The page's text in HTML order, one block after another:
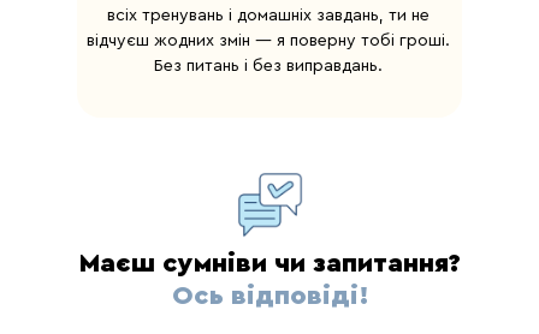
Ранкове
кровообіг,
підтримуємо жіноче
→ Розслаблюємо
м’язи, підвищуємо
зменшуємо тілесну
напругу
всіх тренувань і домашніх завдань, ти не
відчуєш жодних змін — я поверну тобі гроші.
Без питань і без виправдань.
Маєш сумніви чи запитання?
Ось відповіді!